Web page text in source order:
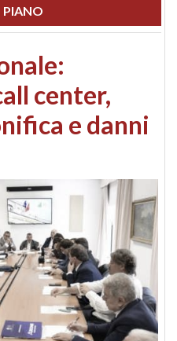
PIANO
center,
e danni